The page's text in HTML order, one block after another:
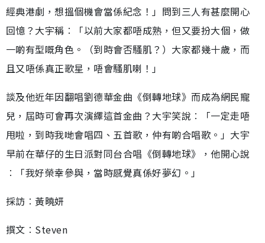
經典港劇，想搵個機會當係紀念！」問到三人有甚麼開心
回憶？大宇稱︰「以前大家都唔成熟，但又要扮大個，做
一啲有型嘅角色。（到時會否騷肌？）大家都幾十歲，而
且又唔係真正歌星，唔會騷肌喇！」
談及他近年因翻唱劉德華金曲《倒轉地球》而成為網民寵
兒，屆時可會再次演繹這首金曲？大宇笑說︰「一定走唔
甩啦，到時我哋會唱四、五首歌，仲有啲合唱歌。」大宇
早前在華仔的生日派對同台合唱《倒轉地球》，他開心說
︰「我好榮幸參與，當時感覺真係好夢幻。」
採訪︰黃曉妍
撰文︰Steven